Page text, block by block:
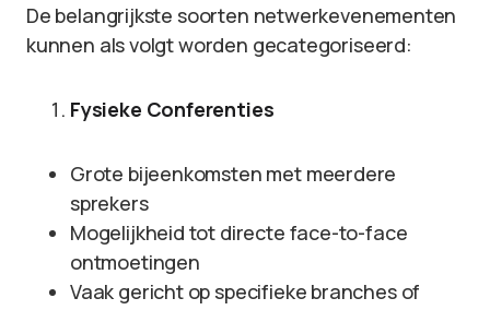
De belangrijkste soorten netwerkevenementen
kunnen als volgt worden gecategoriseerd:
Fysieke Conferenties
Grote bijeenkomsten met meerdere
sprekers
Mogelijkheid tot directe face-to-face
ontmoetingen
Vaak gericht op specifieke branches of